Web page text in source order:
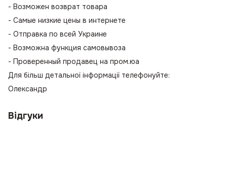
- Возможен возврат товара
- Самые низкие цены в интернете
- Отправка по всей Украине
- Возможна функция самовывоза
- Проверенный продавец на пром.юа
Для більш детальної інформації телефонуйте:
Олександр
Відгуки